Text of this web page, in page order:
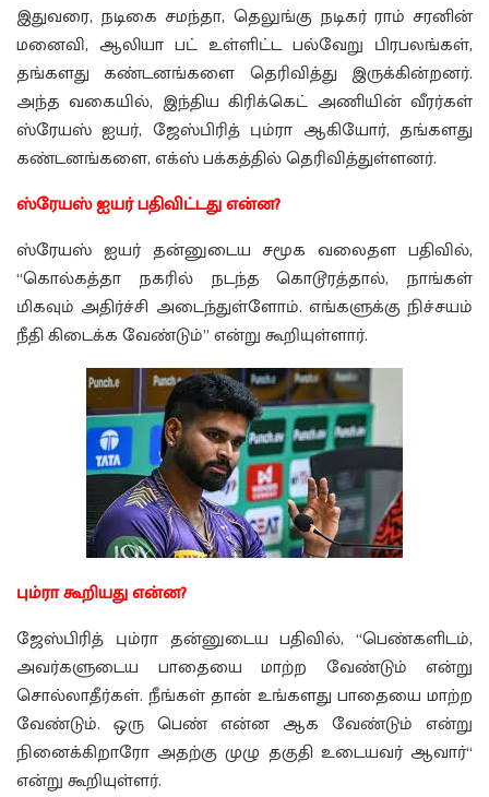
இதுவரை, நடிகை சமந்தா, தெலுங்கு நடிகர் ராம் சரனின்
மனைவி, ஆலியா பட் உள்ளிட்ட பல்வேறு பிரபலங்கள்,
தங்களது கண்டனங்களை தெரிவித்து இருக்கின்றனர்.
அந்த வகையில், இந்திய கிரிக்கெட் அணியின் வீரர்கள்
ஸ்ரேயஸ் ஐயர், ஜேஸ்பிரித் பும்ரா ஆகியோர், தங்களது
கண்டனங்களை, எக்ஸ் பக்கத்தில் தெரிவித்துள்ளனர்.
ஸ்ரேயஸ் ஐயர் பதிவிட்டது என்ன?
ஸ்ரேயஸ் ஐயர் தன்னுடைய சமூக வலைதள பதிவில்,
“கொல்கத்தா நகரில் நடந்த கொடூரத்தால், நாங்கள்
மிகவும் அதிர்ச்சி அடைந்துள்ளோம். எங்களுக்கு நிச்சயம்
நீதி கிடைக்க வேண்டும்” என்று கூறியுள்ளார்.
பும்ரா கூறியது என்ன?
ஜேஸ்பிரித் பும்ரா தன்னுடைய பதிவில், “பெண்களிடம்,
அவர்களுடைய பாதையை மாற்ற வேண்டும் என்று
சொல்லாதீர்கள். நீங்கள் தான் உங்களது பாதையை மாற்ற
வேண்டும். ஒரு பெண் என்ன ஆக வேண்டும் என்று
நினைக்கிறாரோ அதற்கு முழு தகுதி உடையவர் ஆவார்“
என்று கூறியுள்ளர்.